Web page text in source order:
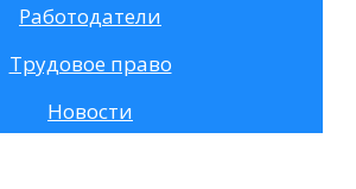
Работодатели
Трудовое право
Новости